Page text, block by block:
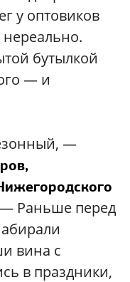
у оптовиков
нереально.
бутылкой
— и
—
— Раньше перед
вина с
в праздники,